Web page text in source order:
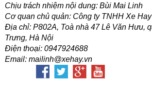
Chịu trách nhiệm nội dung: Bùi Mai Linh
Cơ quan chủ quản: Công ty TNHH Xe Hay
Địa chỉ: P802A, Toà nhà 47 Lê Văn Hưu,
Trưng, Hà Nội
Điện thoại: 0947924688
Email: mailinh@xehay.vn